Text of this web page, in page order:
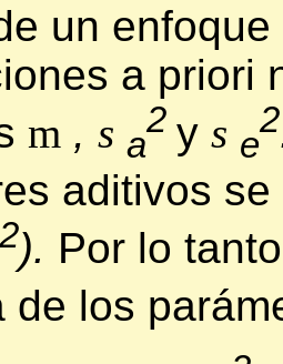
un
a priori
m , s a
2 y s e
2
aditivos
2). Por lo
de los